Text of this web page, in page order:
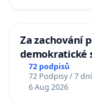
Za zachování
demokratické
72 podpisů
72 Podpisy / 7 dní
6 Aug 2026